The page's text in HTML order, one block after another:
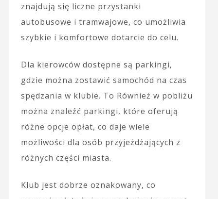
znajdują się liczne przystanki
autobusowe i tramwajowe, co umożliwia
szybkie i komfortowe dotarcie do celu.
Dla kierowców dostępne są parkingi,
gdzie można zostawić samochód na czas
spędzania w klubie. To Również w pobliżu
można znaleźć parkingi, które oferują
różne opcje opłat, co daje wiele
możliwości dla osób przyjeżdżających z
różnych części miasta.
Klub jest dobrze oznakowany, co